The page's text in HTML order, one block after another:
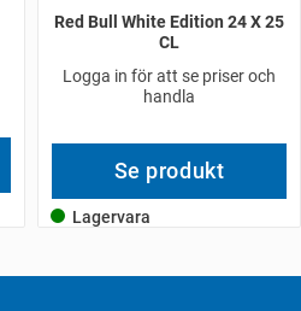
Red Bull White Edition 24 X 25
CL
Logga in för att se priser och
handla
Se produkt
Lagervara